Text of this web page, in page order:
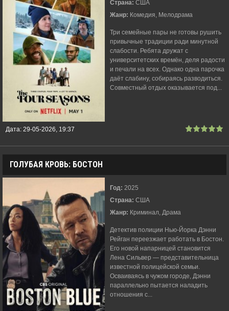
Страна: США
Жанр: Комедия, Мелодрама
Три семейные пары не готовы рушить
привычные традиции ради минутной
слабости. Ребята дружат с
университетских времён, деля радости
и печали на всех. Однако одна парочка
даёт слабину, собираясь разводиться.
Совместный отдых оказывается под...
Дата: 29-05-2026, 19:37
ГОЛУБАЯ КРОВЬ: БОСТОН
Год: 2025
Страна: США
Жанр: Криминал, Драма
Детектив полиции Нью-Йорка Дэнни
Рейган переезжает работать в Бостон.
Его новой напарницей становится
Лена Сильвер — представительница
известной полицейской семьи.
Осваиваясь в чужом городе, Дэнни
параллельно пытается наладить
отношения с...